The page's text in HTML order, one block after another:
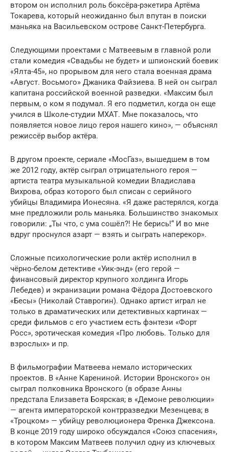
втором он исполнил роль боксёра-рэкетира Артёма
Токарева, который неожиданно был впутан в поиски
маньяка на Васильевском острове Санкт-Петербурга.
Следующими проектами с Матвеевым в главной роли
стали комедия «Свадьбы не будет» и шпионский боевик
«Ялта-45», но прорывом для него стала военная драма
«Август. Восьмого» Джаника Файзиева. В ней он сыграл
капитана российской военной разведки. «Максим был
первым, о ком я подумал. Я его подметил, когда он еще
учился в Школе-студии МХАТ. Мне показалось, что
появляется новое лицо героя нашего кино», — объяснял
режиссёр выбор актёра.
В другом проекте, сериале «МосГаз», вышедшем в том
же 2012 году, актёр сыграл отрицательного героя —
артиста театра музыкальной комедии Владислава
Вихрова, образ которого был списан с серийного
убийцы Владимира Ионесяна. «Я даже растерялся, когда
мне предложили роль маньяка. Большинство знакомых
говорили: „Ты что, с ума сошёл?! Не берись!“ И во мне
вдруг проснулся азарт — взять и сыграть наперекор».
Сложные психологические роли актёр исполнил в
чёрно-белом детективе «Уик-энд» (его герой —
финансовый директор крупного холдинга Игорь
Лебедев) и экранизации романа Фёдора Достоевского
«Бесы» (Николай Ставрогин). Однако артист играл не
только в драматических или детективных картинах —
среди фильмов с его участием есть фэнтези «Форт
Росс», эротическая комедия «Про любовь. Только для
взрослых» и пр.
В фильмографии Матвеева немало исторических
проектов. В «Анне Карениной. Истории Вронского» он
сыграл полковника Вронского (в образе Анны
предстала Елизавета Боярская; в «Демоне революции»
— агента императорской контрразведки Мезенцева; в
«Троцком» — убийцу революционера Френка Джексона.
В конце 2019 году широко обсуждался «Союз спасения»,
в котором Максим Матвеев получил одну из ключевых